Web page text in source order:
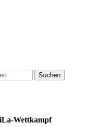
Suchen
Wettkampf